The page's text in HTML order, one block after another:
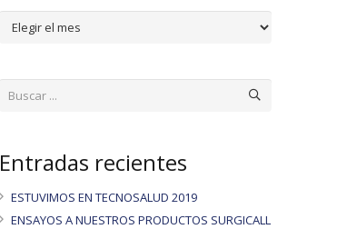
ARCHIVOS
Entradas recientes
ESTUVIMOS EN TECNOSALUD 2019
ENSAYOS A NUESTROS PRODUCTOS SURGICALL